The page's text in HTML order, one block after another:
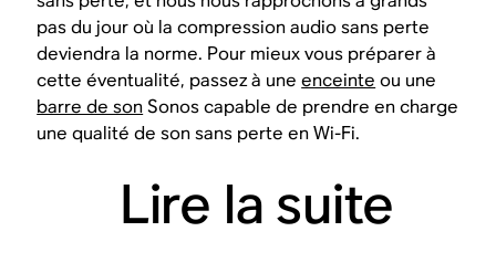
pas du jour où la compression audio sans perte
deviendra la norme. Pour mieux vous préparer à
cette éventualité, passez à uneenceinte ou une
barre de sonSonos capable de prendre en charge
une qualité de son sans perte en Wi-Fi.
Lire la suite